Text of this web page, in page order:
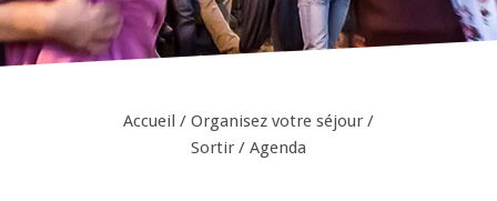
Accueil / Organisez votre séjour /
Sortir / Agenda